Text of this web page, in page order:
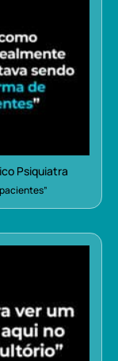
Psiquiatra